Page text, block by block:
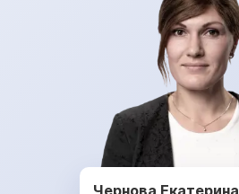
Чернова Екатерина